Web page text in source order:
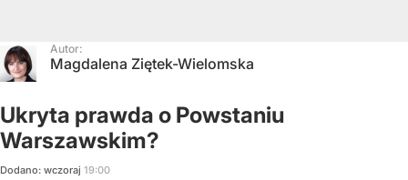
Autor:
Magdalena Ziętek-Wielomska
Ukryta prawda o Powstaniu
Warszawskim?
Dodano: wczoraj 19:00